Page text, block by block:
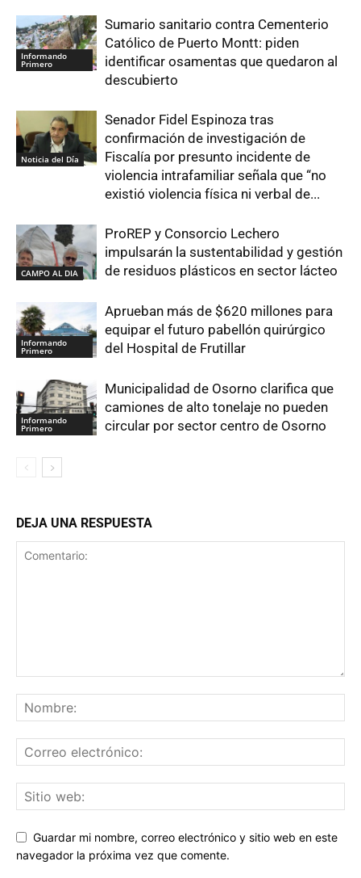
Informando
Primero
Sumario sanitario contra Cementerio
Católico de Puerto Montt: piden
identificar osamentas que quedaron al
descubierto
Noticia del Día
Senador Fidel Espinoza tras
confirmación de investigación de
Fiscalía por presunto incidente de
violencia intrafamiliar señala que “no
existió violencia física ni verbal de...
CAMPO AL DIA
ProREP y Consorcio Lechero
impulsarán la sustentabilidad y gestión
de residuos plásticos en sector lácteo
Informando
Primero
Aprueban más de $620 millones para
equipar el futuro pabellón quirúrgico
del Hospital de Frutillar
Informando
Primero
Municipalidad de Osorno clarifica que
camiones de alto tonelaje no pueden
circular por sector centro de Osorno
DEJA UNA RESPUESTA
Guardar mi nombre, correo electrónico y sitio web en este
navegador la próxima vez que comente.